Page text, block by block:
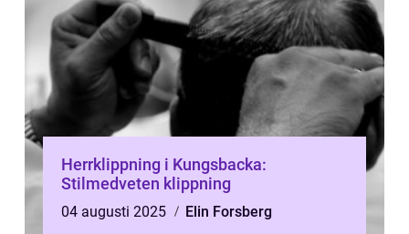
Herrklippning i Kungsbacka:
Stilmedveten klippning
04 augusti 2025
Elin Forsberg